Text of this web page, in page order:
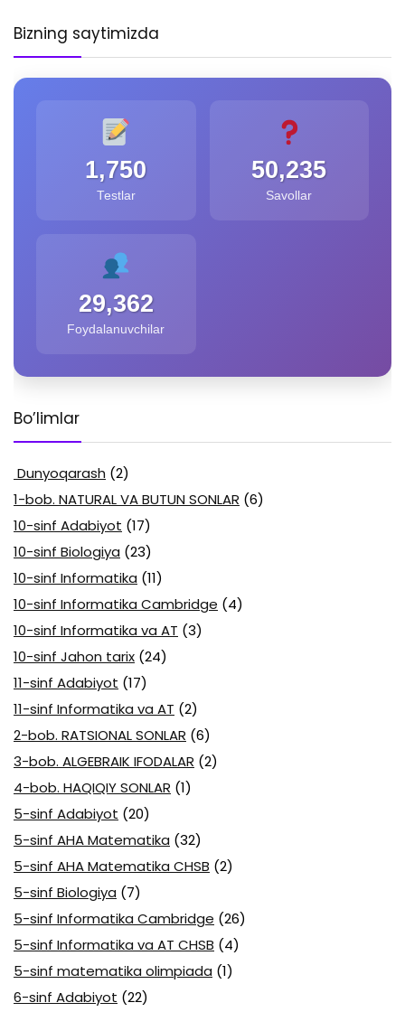
Bizning saytimizda
1,750
Testlar
50,235
Savollar
29,362
Foydalanuvchilar
Bo’limlar
Dunyoqarash (2)
1-bob. NATURAL VA BUTUN SONLAR (6)
10-sinf Adabiyot (17)
10-sinf Biologiya (23)
10-sinf Informatika (11)
10-sinf Informatika Cambridge (4)
10-sinf Informatika va AT (3)
10-sinf Jahon tarix (24)
11-sinf Adabiyot (17)
11-sinf Informatika va AT (2)
2-bob. RATSIONAL SONLAR (6)
3-bob. ALGEBRAIK IFODALAR (2)
4-bob. HAQIQIY SONLAR (1)
5-sinf Adabiyot (20)
5-sinf AHA Matematika (32)
5-sinf AHA Matematika CHSB (2)
5-sinf Biologiya (7)
5-sinf Informatika Cambridge (26)
5-sinf Informatika va AT CHSB (4)
5-sinf matematika olimpiada (1)
6-sinf Adabiyot (22)